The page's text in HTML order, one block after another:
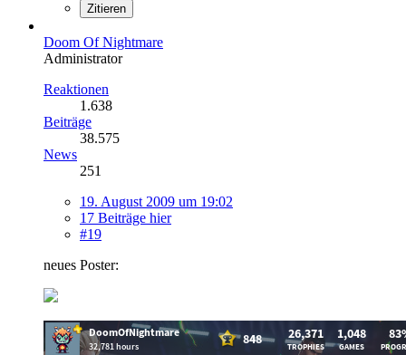
Zitieren
Doom Of Nightmare
Administrator
Reaktionen
1.638
Beiträge
38.575
News
251
19. August 2009 um 19:02
17 Beiträge hier
#19
neues Poster: